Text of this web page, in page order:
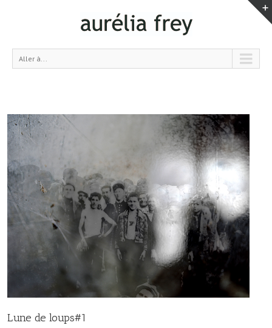
Aller à...
Lune de loups#1